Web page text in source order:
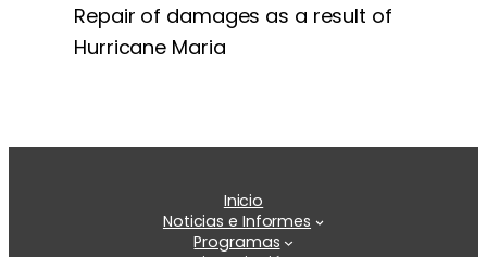
Repair of damages as a result of
Hurricane Maria
Inicio
Noticias e Informes
Programas